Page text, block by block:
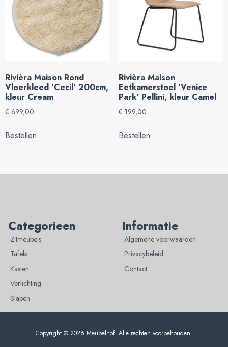
Rivièra Maison Rond
Vloerkleed 'Cecil' 200cm,
kleur Cream
€ 699,00
Bestellen
Rivièra Maison
Eetkamerstoel 'Venice
Park' Pellini, kleur Camel
€ 199,00
Bestellen
Categorieen
Zitmeubels
Tafels
Kasten
Verlichting
Slapen
Informatie
Algemene voorwaarden
Privacybeleid
Contact
Copyright © 2026 Meubelhof. Alle rechten voorbehouden.